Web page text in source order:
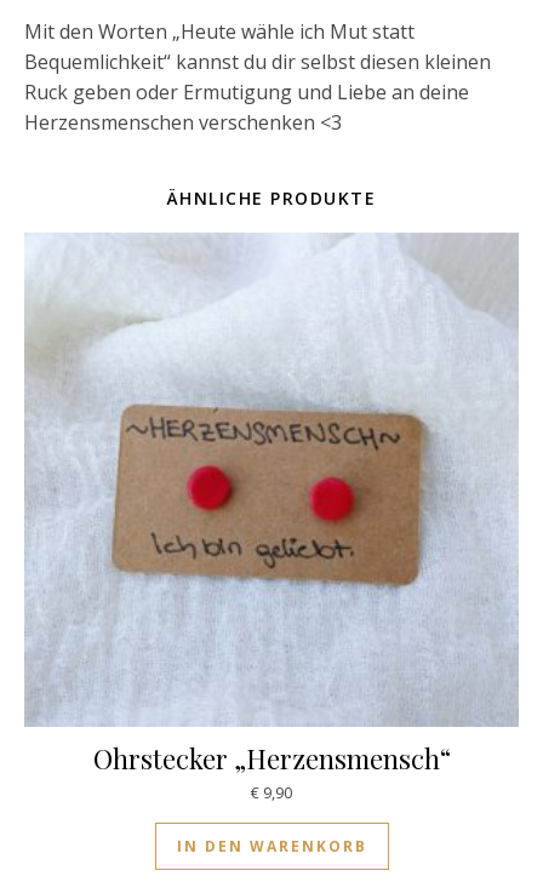
Mit den Worten „Heute wähle ich Mut statt
Bequemlichkeit“ kannst du dir selbst diesen kleinen
Ruck geben oder Ermutigung und Liebe an deine
Herzensmenschen verschenken <3
ÄHNLICHE PRODUKTE
Ohrstecker „Herzensmensch“
€ 9,90
IN DEN WARENKORB